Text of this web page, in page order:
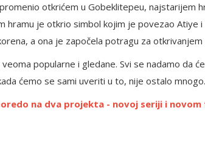
otkrićem u Gobeklitepeu, najstarijem
hramu je otkrio simbol kojim je povezao Atiye
a ona je započela potragu za
popularne i gledane. Svi se nadamo da
ćemo se sami uveriti u to, nije ostalo mnogo.
na dva projekta - novoj seriji i novom